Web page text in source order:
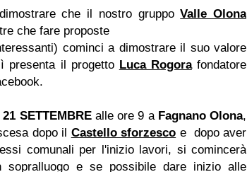
che il nostro gruppoValle Olona
che fare proposte
cominci a dimostrare il suo valore
presenta il progetto Luca Rogorafondatore
21 SETTEMBREalle ore 9 a Fagnano Olona,
dopo il Castello sforzesco e dopo aver
comunali per l'inizio lavori, si comincerà
sopralluogo e se possibile dare inizio alle